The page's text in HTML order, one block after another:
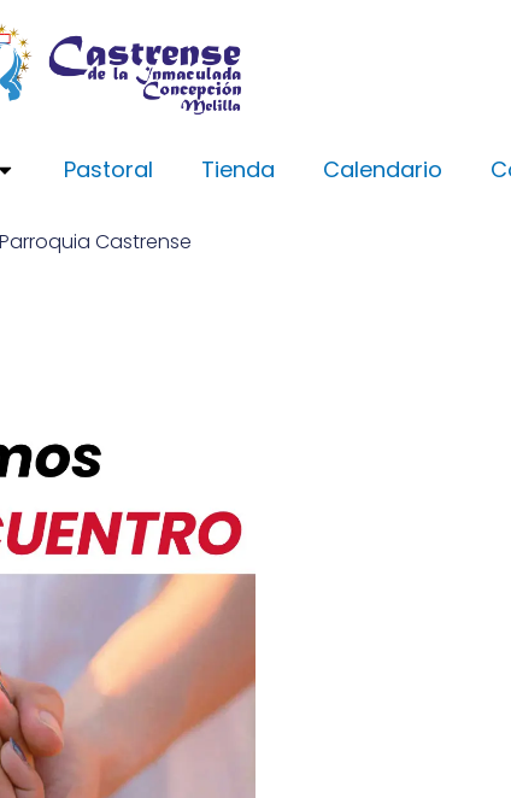
Pastoral Tienda Calendario
Parroquia Castrense